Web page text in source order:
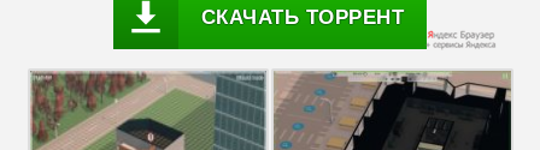
СКАЧАТЬ ТОРРЕНТ